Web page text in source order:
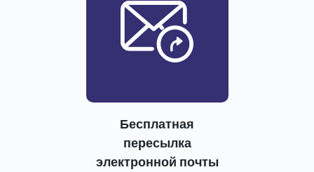
Бесплатная
пересылка
электронной почты